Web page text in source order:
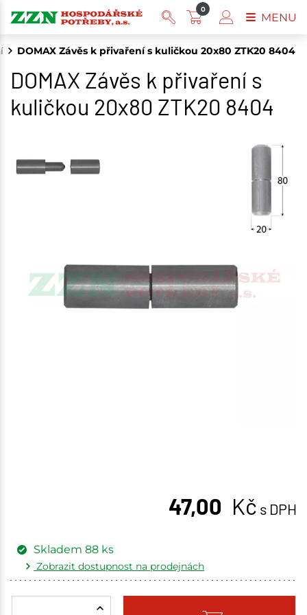
DOMAX Závěs k přivaření s kuličkou 20x80 ZTK20 8404
DOMAX Závěs k přivaření s
kuličkou 20x80 ZTK20 8404
47,00 Kč s DPH
Skladem 88 ks
Zobrazit dostupnost na prodejnách
0
MENU